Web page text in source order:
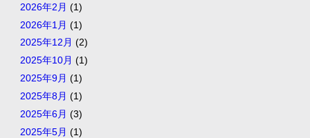
2026年2月 (1)
2026年1月 (1)
2025年12月 (2)
2025年10月 (1)
2025年9月 (1)
2025年8月 (1)
2025年6月 (3)
2025年5月 (1)